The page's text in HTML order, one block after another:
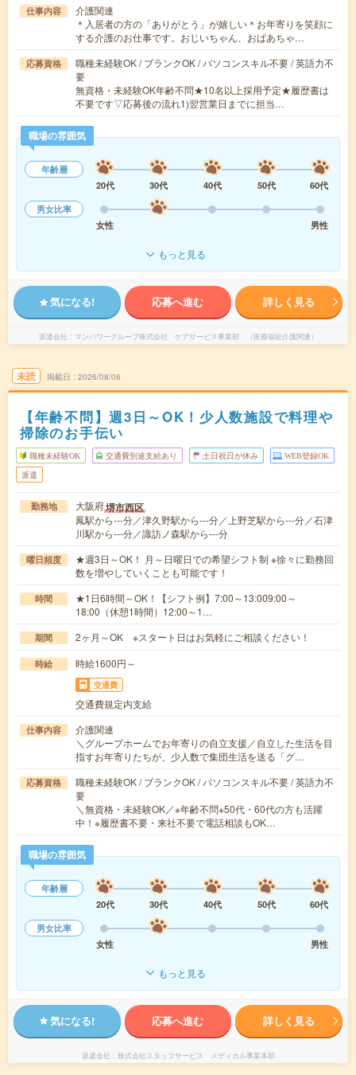
仕事内容
介護関連
＊入居者の方の「ありがとう」が嬉しい＊お年寄りを笑顔に
する介護のお仕事です。おじいちゃん、おばあちゃ…
応募資格
職種未経験OK / ブランクOK / パソコンスキル不要 / 英語力不
要
無資格・未経験OK年齢不問★10名以上採用予定★履歴書は
不要です▽応募後の流れ1)翌営業日までに担当…
職場の雰囲気
年齢層
20代
30代 40代 50代
60代
男女比率
女性
男性
もっと見る
気になる! 応募へ進む 詳しく見る
派遣会社 マンパワーグループ株式会社 ケアサービス事業部 （医療福祉介護関連）
未読 掲載日 2026/08/06
【年齢不問】週3日～OK！少人数施設で料理や
掃除のお手伝い
職種未経験OK 交通費別途支給あり 土日祝日が休み WEB登録OK
派遣
勤務地 大阪府堺市西区
鳳駅から---分／津久野駅から---分／上野芝駅から---分／石津
川駅から---分／諏訪ノ森駅から---分
曜日頻度
★週3日～OK！ 月～日曜日での希望シフト制 ※徐々に勤務回
数を増やしていくことも可能です！
時間
★1日6時間～OK！【シフト例】7:00～13:009:00～
18:00（休憩1時間）12:00～1…
期間 2ヶ月～OK ※スタート日はお気軽にご相談ください！
時給 時給1600円～
交通費
交通費規定内支給
仕事内容
介護関連
＼グループホームでお年寄りの自立支援／自立した生活を目
指すお年寄りたちが、少人数で集団生活を送る「グ…
応募資格
職種未経験OK / ブランクOK / パソコンスキル不要 / 英語力不
要
＼無資格・未経験OK／※年齢不問※50代・60代の方も活躍
中！※履歴書不要・来社不要で電話相談もOK…
職場の雰囲気
年齢層
20代
30代 40代 50代
60代
男女比率
女性
男性
もっと見る
気になる! 応募へ進む 詳しく見る
派遣会社 株式会社スタッフサービス メディカル事業本部